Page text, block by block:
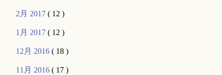
2月 2017( 12 )
1月 2017( 12 )
12月 2016( 18 )
11月 2016( 17 )